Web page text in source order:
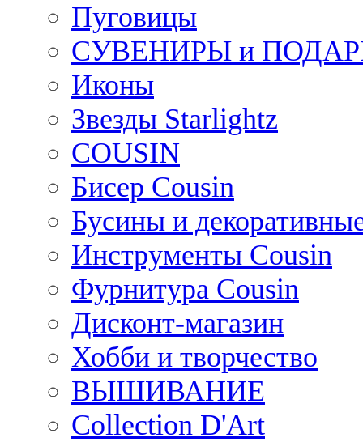
Пуговицы
СУВЕНИРЫ и
Иконы
Звезды Starlightz
COUSIN
Бисер Cousin
Бусины и
Инструменты Cousin
Фурнитура Cousin
Дисконт-магазин
Хобби и творчество
ВЫШИВАНИЕ
Collection D'Art